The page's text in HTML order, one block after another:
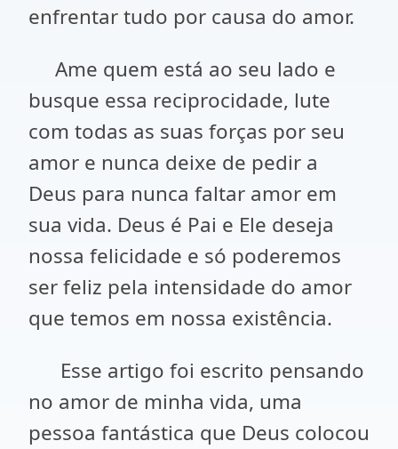
enfrentar tudo por causa do amor.
Ame quem está ao seu lado e
busque essa reciprocidade, lute
com todas as suas forças por seu
amor e nunca deixe de pedir a
Deus para nunca faltar amor em
sua vida. Deus é Pai e Ele deseja
nossa felicidade e só poderemos
ser feliz pela intensidade do amor
que temos em nossa existência.
Esse artigo foi escrito pensando
no amor de minha vida, uma
pessoa fantástica que Deus colocou